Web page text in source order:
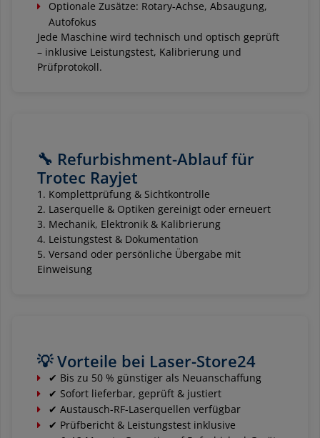
Optionale Zusätze: Rotary-Achse, Absaugung,
Autofokus
Jede Maschine wird technisch und optisch geprüft
– inklusive Leistungstest, Kalibrierung und
Prüfprotokoll.
🔧 Refurbishment-Ablauf für
Trotec Rayjet
Komplettprüfung & Sichtkontrolle
Laserquelle & Optiken gereinigt oder erneuert
Mechanik, Elektronik & Kalibrierung
Leistungstest & Dokumentation
Versand oder persönliche Übergabe mit
Einweisung
💡 Vorteile bei Laser-Store24
✔ Bis zu 50 % günstiger als Neuanschaffung
✔ Sofort lieferbar, geprüft & justiert
✔ Austausch-RF-Laserquellen verfügbar
✔ Prüfbericht & Leistungstest inklusive